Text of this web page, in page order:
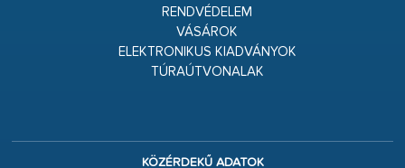
RENDVÉDELEM
VÁSÁROK
ELEKTRONIKUS KIADVÁNYOK
TÚRAÚTVONALAK
KÖZÉRDEKŰ ADATOK